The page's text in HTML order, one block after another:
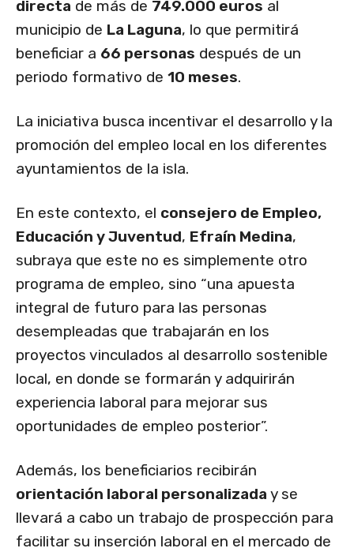
directa de más de 749.000 euros al
municipio de La Laguna, lo que permitirá
beneficiar a 66 personas después de un
periodo formativo de 10 meses.
La iniciativa busca incentivar el desarrollo y la
promoción del empleo local en los diferentes
ayuntamientos de la isla.
En este contexto, el consejero de Empleo,
Educación y Juventud, Efraín Medina,
subraya que este no es simplemente otro
programa de empleo, sino “una apuesta
integral de futuro para las personas
desempleadas que trabajarán en los
proyectos vinculados al desarrollo sostenible
local, en donde se formarán y adquirirán
experiencia laboral para mejorar sus
oportunidades de empleo posterior”.
Además, los beneficiarios recibirán
orientación laboral personalizada y se
llevará a cabo un trabajo de prospección para
facilitar su inserción laboral en el mercado de